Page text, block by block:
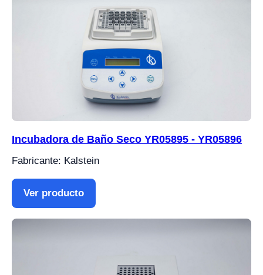
Incubadora de Baño Seco YR05895 - YR05896
Fabricante: Kalstein
Ver producto